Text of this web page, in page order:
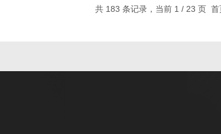
共 183 条记录，当前 1 / 23 页